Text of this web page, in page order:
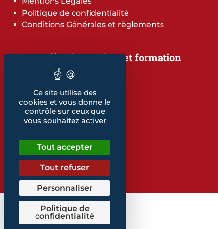
Politique de confidentialité
Conditions Générales et règlements
Notre offre de services et formation
Notre offre de services
Notre offre de formation
Notre dépliant formation
Les indicateurs
Nos publications
Retrouvez également...
Notre glossaire
Ce site utilise des
cookies et vous donne le
contrôle sur ceux que
vous souhaitez activer
Tout accepter
Tout refuser
Personnaliser
Politique de
confidentialité